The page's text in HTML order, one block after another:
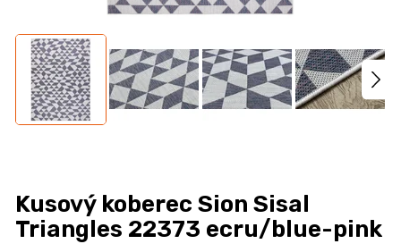
Kusový koberec Sion Sisal
Triangles 22373 ecru/blue-pink
HLEDAT